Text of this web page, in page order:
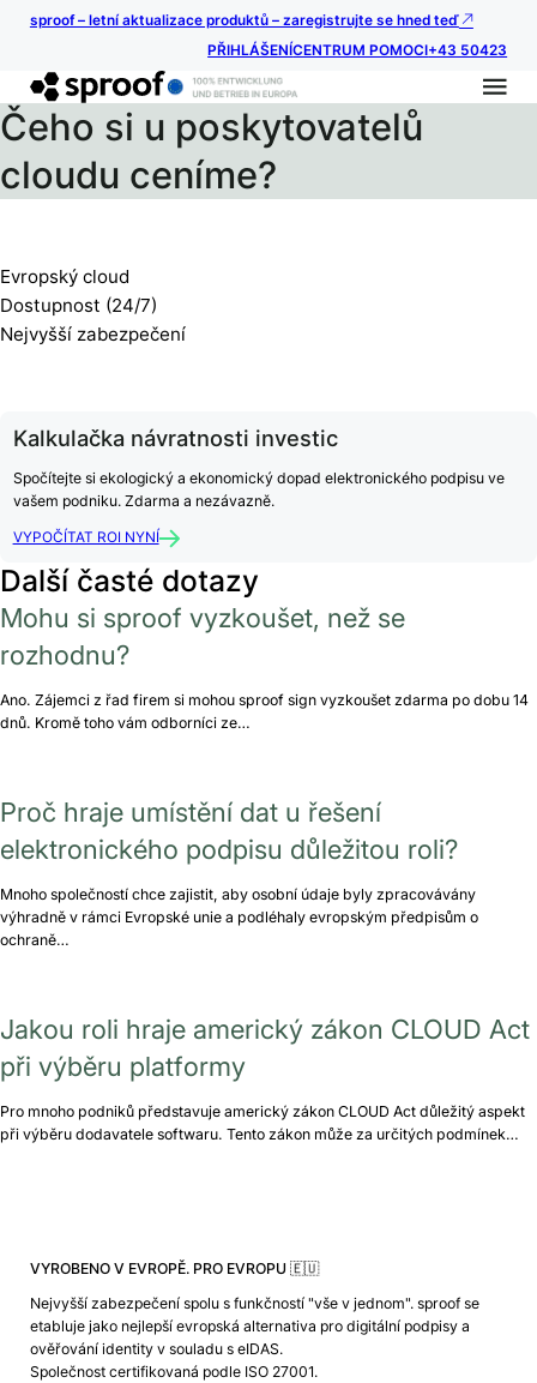
sproof – letní aktualizace produktů – zaregistrujte se hned teď
PŘIHLÁŠENÍCENTRUM POMOCI+43 50423
Čeho si u poskytovatelů
cloudu ceníme?
Evropský cloud
Dostupnost (24/7)
Nejvyšší zabezpečení
Kalkulačka návratnosti investic
Spočítejte si ekologický a ekonomický dopad elektronického podpisu ve
vašem podniku. Zdarma a nezávazně.
VYPOČÍTAT ROI NYNÍ
Další časté dotazy
Mohu si sproof vyzkoušet, než se
rozhodnu?
Ano. Zájemci z řad firem si mohou sproof sign vyzkoušet zdarma po dobu 14
dnů. Kromě toho vám odborníci ze…
Proč hraje umístění dat u řešení
elektronického podpisu důležitou roli?
Mnoho společností chce zajistit, aby osobní údaje byly zpracovávány
výhradně v rámci Evropské unie a podléhaly evropským předpisům o
ochraně…
Jakou roli hraje americký zákon CLOUD Act
při výběru platformy
Pro mnoho podniků představuje americký zákon CLOUD Act důležitý aspekt
při výběru dodavatele softwaru. Tento zákon může za určitých podmínek…
VYROBENO V EVROPĚ. PRO EVROPU 🇪🇺
Nejvyšší zabezpečení spolu s funkčností "vše v jednom". sproof se
etabluje jako nejlepší evropská alternativa pro digitální podpisy a
ověřování identity v souladu s eIDAS.
Společnost certifikovaná podle ISO 27001.